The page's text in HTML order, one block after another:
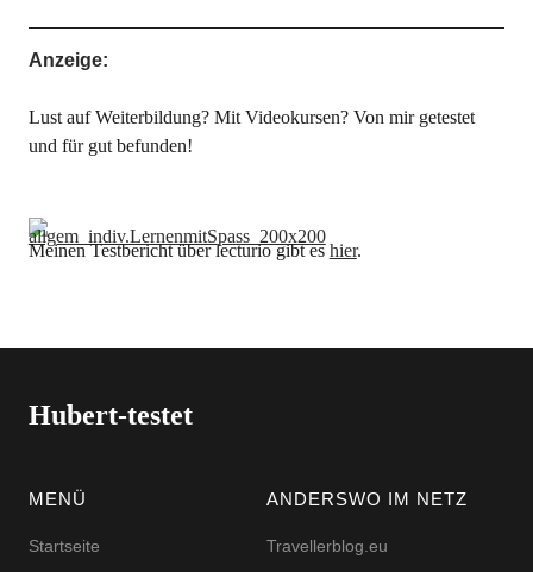
Anzeige:
Lust auf Weiterbildung? Mit Videokursen? Von mir getestet
und für gut befunden!
Meinen Testbericht über lecturio gibt eshier.
Hubert-testet
MENÜ
Startseite
ANDERSWO IM NETZ
Travellerblog.eu